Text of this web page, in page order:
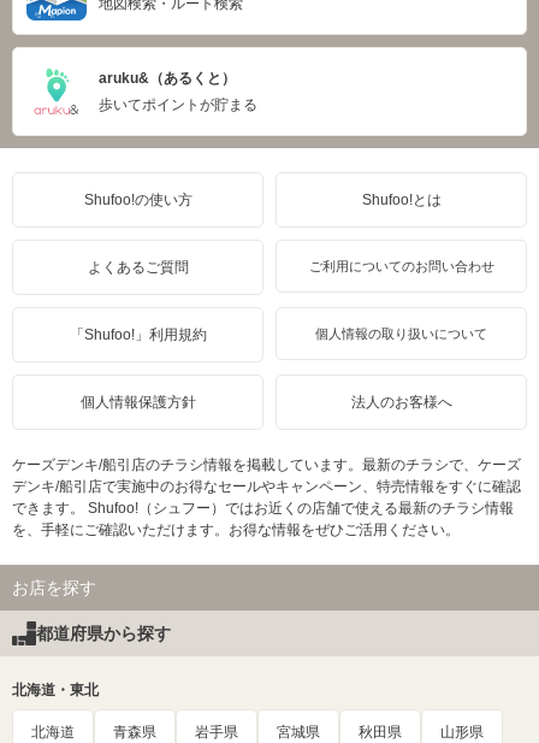
地図検索・ルート検索
aruku&（あるくと）
歩いてポイントが貯まる
Shufoo!の使い方 Shufoo!とは
よくあるご質問 ご利用についてのお問い合わせ
「Shufoo!」利用規約 個人情報の取り扱いについて
個人情報保護方針 法人のお客様へ
ケーズデンキ/船引店のチラシ情報を掲載しています。最新のチラシで、ケーズ
デンキ/船引店で実施中のお得なセールやキャンペーン、特売情報をすぐに確認
できます。 Shufoo!（シュフー）ではお近くの店舗で使える最新のチラシ情報
を、手軽にご確認いただけます。お得な情報をぜひご活用ください。
お店を探す
都道府県から探す
北海道・東北
北海道 青森県 岩手県 宮城県 秋田県 山形県